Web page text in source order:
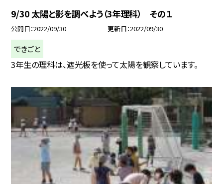
9/30 太陽と影を調べよう（3年理科） その１
公開日 2022/09/30 更新日 2022/09/30
できごと
3年生の理科は、遮光板を使って太陽を観察しています。